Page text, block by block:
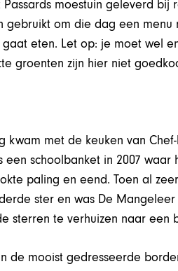
moestuin geleverd bij
gebruikt om die dag een
gaat eten. Let op: je moet wel
groenten zijn hier niet
kwam met de keuken van
een schoolbanket in 2007
paling en eend. Toen al
ster en was De
sterren te verhuizen naar een
de mooist gedresseerde